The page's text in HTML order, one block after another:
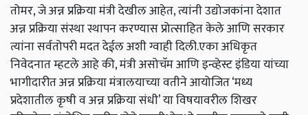
तोमर, जे अन्न प्रक्रिया मंत्री देखील आहेत, त्यांनी उद्योजकांना देशात
अन्न प्रक्रिया संस्था स्थापन करण्यास प्रोत्साहित केले आणि सरकार
त्यांना सर्वतोपरी मदत देईल अशी ग्वाही दिली.एका अधिकृत
निवेदनात म्हटले आहे की, मंत्री असोचॅम आणि इन्व्हेस्ट इंडिया यांच्या
भागीदारीत अन्न प्रक्रिया मंत्रालयाच्या वतीने आयोजित ‘मध्य
प्रदेशातील कृषी व अन्न प्रक्रिया संधी’ या विषयावरील शिखर